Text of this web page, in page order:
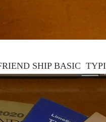
SHIP BASIC